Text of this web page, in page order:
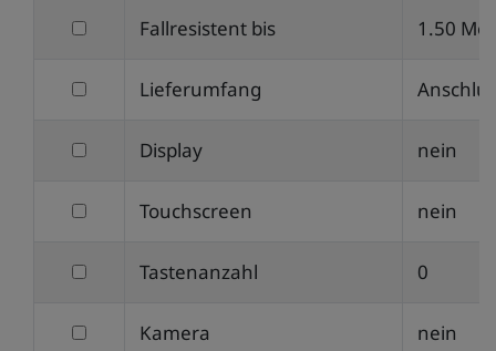
Schutzklasse
filtern
Fallresistent
Fallresistent bis 1.50
filtern
Lieferumfang
Lieferumfang
filtern
Display
Display nein
filtern
Touchscreen
Touchscreen nein
filtern
Tastenanzahl
Tastenanzahl 0
filtern
Kamera nein